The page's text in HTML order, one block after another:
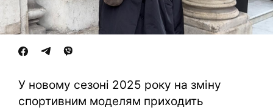
У новому сезоні 2025 року на зміну
спортивним моделям приходить